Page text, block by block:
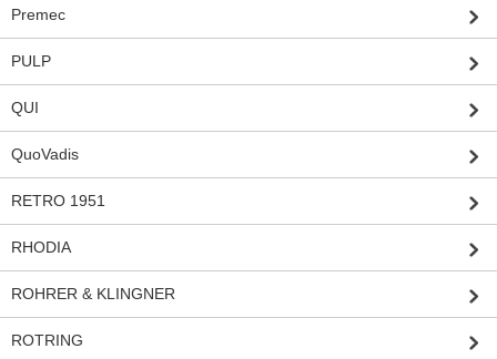
Premec
PULP
QUI
QuoVadis
RETRO 1951
RHODIA
ROHRER & KLINGNER
ROTRING